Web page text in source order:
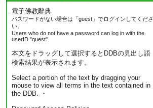
電子佛教辭典
パスワードがない場合は「guest」でログインしてくださ
い。
Users who do not have a password can log in with the
userID "guest".
本文をドラッグして選択するとDDBの見出し語
検索結果が表示されます。
Select a portion of the text by dragging your
mouse to view all terms in the text contained in
the DDB. ・